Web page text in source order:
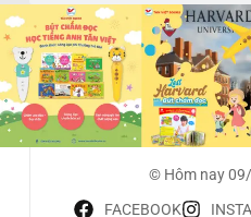
© Hôm nay
FACEBOOK